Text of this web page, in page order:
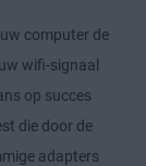
computer de
wifi-signaal
op succes
die door de
adapters